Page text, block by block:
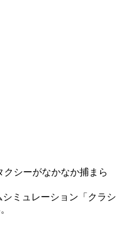
シーがなかなか捕まら
ミュレーション「クラシ